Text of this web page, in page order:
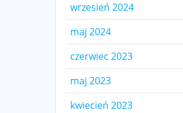
wrzesień 2024
maj 2024
czerwiec 2023
maj 2023
kwiecień 2023